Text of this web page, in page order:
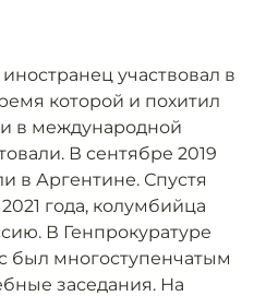
участвовал в
которой и похитил
в международной
В сентябре 2019
в Аргентине. Спустя
года, колумбийца
В Генпрокуратуре
был многоступенчатым
заседания. На